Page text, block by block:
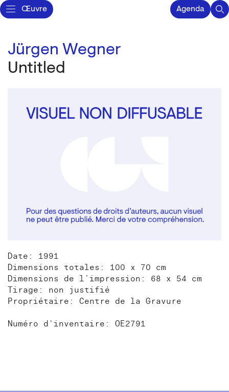
Œuvre Agenda
Jürgen Wegner
Untitled
Date: 1991
Dimensions totales: 100 x 70 cm
Dimensions de l’impression: 68 x 54 cm
Tirage: non justifié
Propriétaire: Centre de la Gravure
Numéro d'inventaire: OE2791